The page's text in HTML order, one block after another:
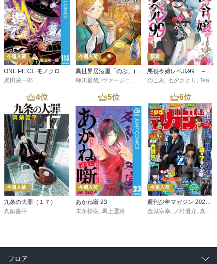
今週入荷
ONE PIECE モノクロ版 115
尾田栄一郎
今週入荷
異世界居酒屋「のぶ」(22)
蝉川夏哉, ヴァージニア二等兵 ,転
新着
悪役令嬢レベル99 ～私は裏ボスですが魔王ではありません～ その６
のこみ, 七夕さとり , Tea
4位
今週入荷
九条の大罪（１７）
真鍋昌平
5位
今週入荷
あかね噺 23
末永裕樹 馬上鷹将
6位
今週入荷
金城宗幸
ノ村優介 真島ヒロ
フロア